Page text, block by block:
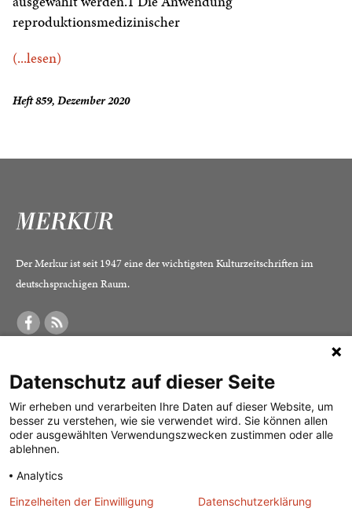
reproduktionsmedizinischer
(...lesen)
Heft 859, Dezember 2020
Der Merkur ist seit 1947 eine der wichtigsten Kulturzeitschriften im
deutschsprachigen Raum.
Was ist der Merkur?
Herausgeber /
Redaktion
Verlag
Alle Abos im Überblick
Print-Abo
Digital-Abo
Abo kündigen
Impressum
Datenschutz
Mediadaten
Datenschutz auf dieser Seite
Wir erheben und verarbeiten Ihre Daten auf dieser Website, um
besser zu verstehen, wie sie verwendet wird. Sie können allen
oder ausgewählten Verwendungszwecken zustimmen oder alle
ablehnen.
Analytics
Einzelheiten der Einwilligung
Datenschutzerklärung